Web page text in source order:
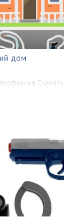
дом
Скачать